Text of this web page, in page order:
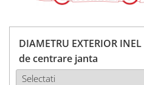
DIAMETRU EXTERIOR
de centrare janta